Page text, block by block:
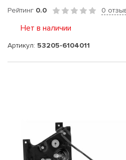
Рейтинг 0.0 0
Нет в наличии
Артикул: 53205-6104011